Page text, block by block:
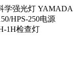
学强光灯 YAMADA
HPS-250电源
1H检查灯